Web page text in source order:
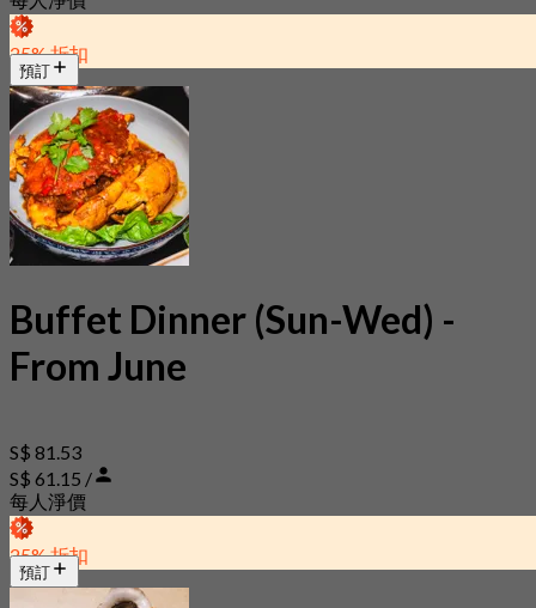
25% 折扣
預訂
Buffet Dinner (Sun-Wed) -
From June
S$ 81.53
S$ 61.15 /
每人淨價
25% 折扣
預訂